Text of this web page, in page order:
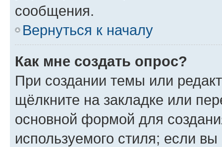
сообщения.
Вернуться к началу
Как мне создать опрос?
При создании темы или
щёлкните на закладке или
основной формой для
используемого стиля; если